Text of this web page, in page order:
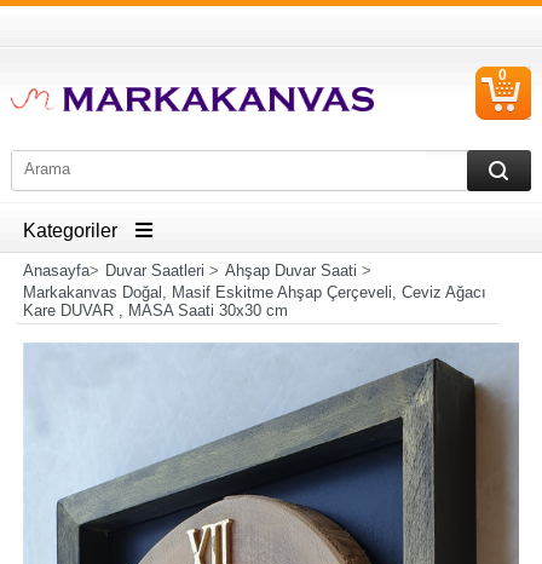
0
Kategoriler
Anasayfa> Duvar Saatleri > Ahşap Duvar Saati >
Markakanvas Doğal, Masif Eskitme Ahşap Çerçeveli, Ceviz Ağacı
Kare DUVAR , MASA Saati 30x30 cm